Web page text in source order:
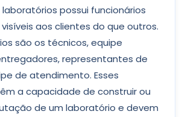
possui funcionários
aos clientes do que outros.
são os técnicos, equipe
representantes de
de atendimento. Esses
a capacidade de construir ou
de um laboratório e devem